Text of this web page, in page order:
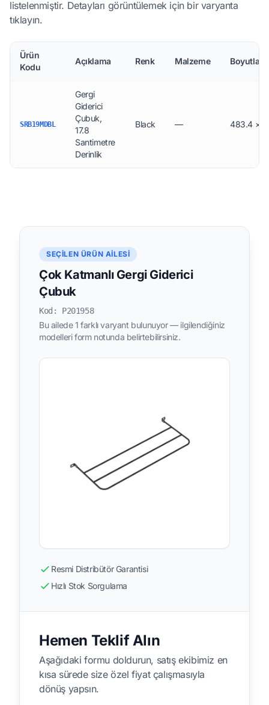
listelenmiştir. Detayları görüntülemek için bir varyanta
tıklayın.
Ürün
Kodu
Açıklama Renk Malzeme Boyutlar
SRB19MDBL
Gergi
Giderici
Çubuk,
17.8
Santimetre
Derinlik
Black — 483.4 ×
SEÇILEN ÜRÜN AILESI
Çok Katmanlı Gergi Giderici
Çubuk
Kod: P201958
Bu ailede 1 farklı varyant bulunuyor — ilgilendiğiniz
modelleri form notunda belirtebilirsiniz.
Resmi Distribütör Garantisi
Hızlı Stok Sorgulama
Hemen Teklif Alın
Aşağıdaki formu doldurun, satış ekibimiz en
kısa sürede size özel fiyat çalışmasıyla
dönüş yapsın.